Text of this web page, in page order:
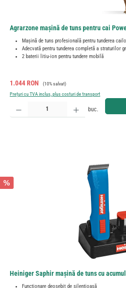
Agrarzone mașină de tuns pentru cai
Mașină de tuns profesională pentru tunderea
Adecvată pentru tunderea completă a straturilor
2 baterii litiu-ion pentru tundere mobilă
Preț de vânzare:
1.044 RON Preț obișnuit:
(10% salvat)
Prețuri cu TVA inclus, plus costuri de transport
Cantitate produs: Introduceți cantitatea dorită sau
buc.
%
Heiniger Saphir mașină de tuns cu
Funcționare deosebit de silențioasă